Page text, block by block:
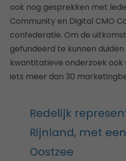
ook nog gesprekken met
Community en Digital CMO
confederatie. Om de
gefundeerd te kunnen
kwantitatieve onderzoek
iets meer dan 30
Redelijk
Rijnland, met
Oostzee